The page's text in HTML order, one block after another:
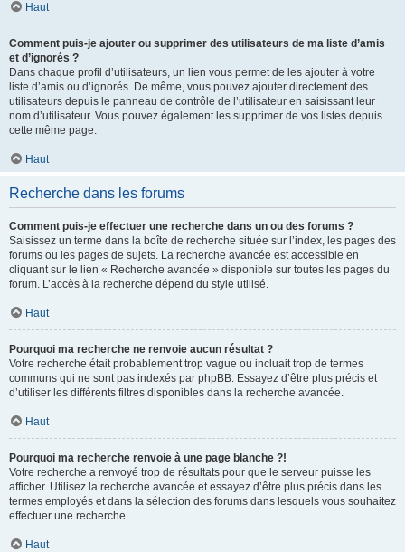
Haut
Comment puis-je ajouter ou supprimer des utilisateurs de ma liste d’amis
et d’ignorés ?
Dans chaque profil d’utilisateurs, un lien vous permet de les ajouter à votre
liste d’amis ou d’ignorés. De même, vous pouvez ajouter directement des
utilisateurs depuis le panneau de contrôle de l’utilisateur en saisissant leur
nom d’utilisateur. Vous pouvez également les supprimer de vos listes depuis
cette même page.
Haut
Recherche dans les forums
Comment puis-je effectuer une recherche dans un ou des forums ?
Saisissez un terme dans la boîte de recherche située sur l’index, les pages des
forums ou les pages de sujets. La recherche avancée est accessible en
cliquant sur le lien « Recherche avancée » disponible sur toutes les pages du
forum. L’accès à la recherche dépend du style utilisé.
Haut
Pourquoi ma recherche ne renvoie aucun résultat ?
Votre recherche était probablement trop vague ou incluait trop de termes
communs qui ne sont pas indexés par phpBB. Essayez d’être plus précis et
d’utiliser les différents filtres disponibles dans la recherche avancée.
Haut
Pourquoi ma recherche renvoie à une page blanche ?!
Votre recherche a renvoyé trop de résultats pour que le serveur puisse les
afficher. Utilisez la recherche avancée et essayez d’être plus précis dans les
termes employés et dans la sélection des forums dans lesquels vous souhaitez
effectuer une recherche.
Haut